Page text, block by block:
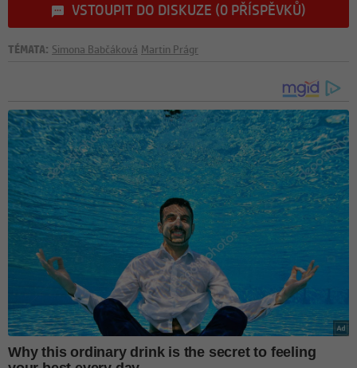
VSTOUPIT DO DISKUZE (0 PŘÍSPĚVKŮ)
TÉMATA: Simona Babčáková Martin Prágr